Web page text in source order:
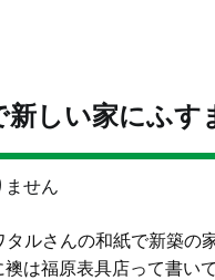
しい家にふす
ません
ルさんの和紙で新築の
は福原表具店って書い